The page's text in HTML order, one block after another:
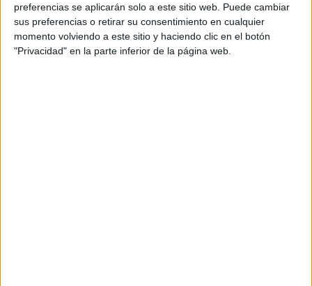
preferencias se aplicarán solo a este sitio web. Puede cambiar
sus preferencias o retirar su consentimiento en cualquier
momento volviendo a este sitio y haciendo clic en el botón
"Privacidad" en la parte inferior de la página web.